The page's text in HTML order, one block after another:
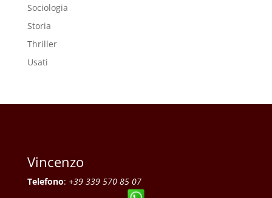
Sociologia
Storia
Thriller
Usati
Vincenzo
Telefono: +39 339 570 85 07